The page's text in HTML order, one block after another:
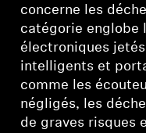
concerne les
catégorie englobe
électroniques
intelligents et
comme les
négligés, les
de graves risques